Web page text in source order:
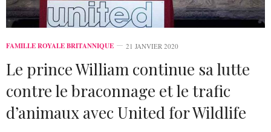
FAMILLE ROYALE BRITANNIQUE 21 JANVIER 2020
Le prince William continue sa lutte
contre le braconnage et le trafic
d’animaux avec United for Wildlife